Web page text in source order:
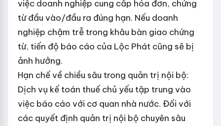
việc doanh nghiệp cung cấp hóa đơn, chứng
từ đầu vào/đầu ra đúng hạn. Nếu doanh
nghiệp chậm trễ trong khâu bàn giao chứng
từ, tiến độ báo cáo của Lộc Phát cũng sẽ bị
ảnh hưởng.
Hạn chế về chiều sâu trong quản trị nội bộ:
Dịch vụ kế toán thuế chủ yếu tập trung vào
việc báo cáo với cơ quan nhà nước. Đối với
các quyết định quản trị nội bộ chuyên sâu